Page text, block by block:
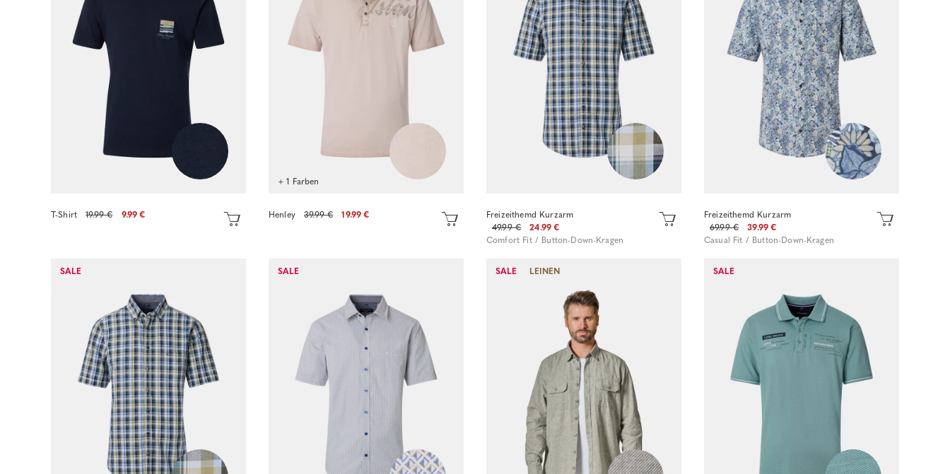
T-Shirt 19.99 € 9.99 €
+ 1 Farben
Henley 39.99 € 19.99 €
Freizeithemd Kurzarm
49.99 €
24.99 €
Comfort Fit / Button-Down-Kragen
Freizeithemd Kurzarm
69.99 €
39.99 €
Casual Fit / Button-Down-Kragen
SALE SALE SALE LEINEN SALE